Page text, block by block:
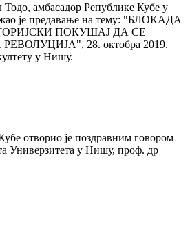
амбасадор Републике Кубе у
је предавање на тему: "БЛОКАДА
ПОКУШАЈ ДА СЕ
28. октобра 2019.
у Нишу.
отворио је поздравним говором
Универзитета у Нишу, проф. др